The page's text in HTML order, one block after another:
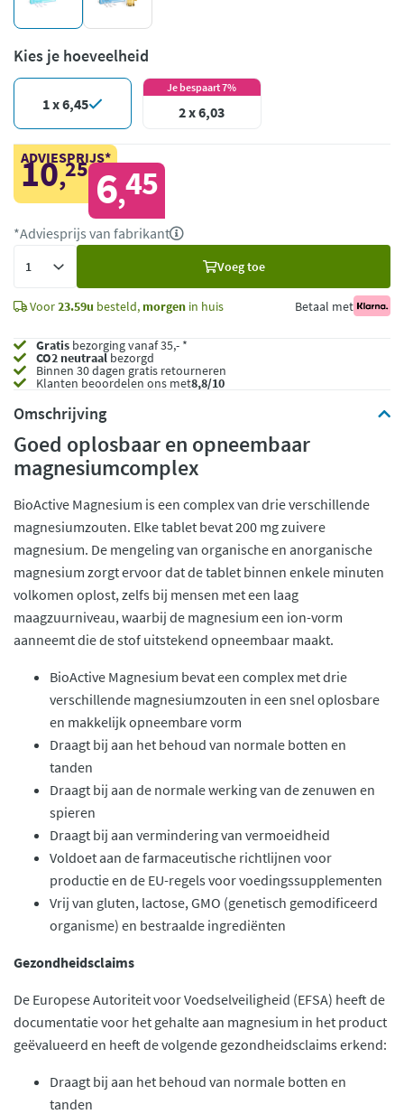
Kies je hoeveelheid
1 x 6,45
Je bespaart 7%
2 x 6,03
ADVIESPRIJS*
10,25 6,45
*Adviesprijs van fabrikant
Voeg toe
Voor23.59u besteld, morgen in huis Betaal met
Gratis bezorging vanaf 35,- *
CO2 neutraalbezorgd
Binnen 30 dagen gratis retourneren
Klanten beoordelen ons met8,8/10
Omschrijving
Goed oplosbaar en opneembaar
magnesiumcomplex
BioActive Magnesium is een complex van drie verschillende
magnesiumzouten. Elke tablet bevat 200 mg zuivere
magnesium. De mengeling van organische en anorganische
magnesium zorgt ervoor dat de tablet binnen enkele minuten
volkomen oplost, zelfs bij mensen met een laag
maagzuurniveau, waarbij de magnesium een ion-vorm
aanneemt die de stof uitstekend opneembaar maakt.
BioActive Magnesium bevat een complex met drie
verschillende magnesiumzouten in een snel oplosbare
en makkelijk opneembare vorm
Draagt bij aan het behoud van normale botten en
tanden
Draagt bij aan de normale werking van de zenuwen en
spieren
Draagt bij aan vermindering van vermoeidheid
Voldoet aan de farmaceutische richtlijnen voor
productie en de EU-regels voor voedingssupplementen
Vrij van gluten, lactose, GMO (genetisch gemodificeerd
organisme) en bestraalde ingrediënten
Gezondheidsclaims
De Europese Autoriteit voor Voedselveiligheid (EFSA) heeft de
documentatie voor het gehalte aan magnesium in het product
geëvalueerd en heeft de volgende gezondheidsclaims erkend:
Draagt bij aan het behoud van normale botten en
tanden